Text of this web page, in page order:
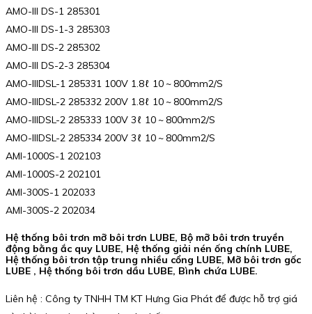
AMO-III DS-1 285301
AMO-III DS-1-3 285303
AMO-III DS-2 285302
AMO-III DS-2-3 285304
AMO-IIIDSL-1 285331 100V 1.8ℓ 10 ~ 800mm2/S
AMO-IIIDSL-2 285332 200V 1.8ℓ 10 ~ 800mm2/S
AMO-IIIDSL-2 285333 100V 3ℓ 10 ~ 800mm2/S
AMO-IIIDSL-2 285334 200V 3ℓ 10 ~ 800mm2/S
AMI-1000S-1 202103
AMI-1000S-2 202101
AMI-300S-1 202033
AMI-300S-2 202034
Hệ thống bôi trơn mỡ bôi trơn LUBE, Bộ mỡ bôi trơn truyền
động bằng ắc quy LUBE, Hệ thống giải nén ống chính LUBE,
Hệ thống bôi trơn tập trung nhiều cổng LUBE, Mỡ bôi trơn gốc
LUBE , Hệ thống bôi trơn dầu LUBE, Bình chứa LUBE.
Liên hệ : Công ty TNHH TM KT Hưng Gia Phát để được hỗ trợ giá